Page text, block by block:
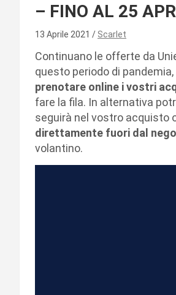
– FINO AL 25
13 Aprile 2021 Scarlet
Continuano le offerte da
questo periodo di
prenotare online i vostri
fare la fila. In alternativa
seguirà nel vostro acquisto
direttamente fuori dal
volantino.